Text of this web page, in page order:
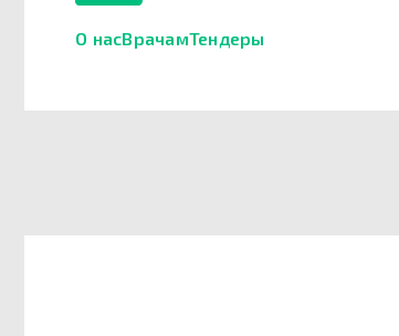
О насВрачамТендеры